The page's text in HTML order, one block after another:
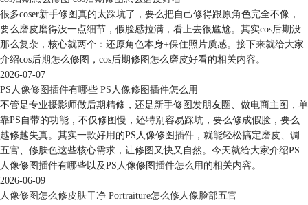
很多coser新手修图真的太踩坑了，要么把自己修得跟原角色完全不像，
要么磨皮磨得没一点细节，假脸感拉满，看上去很尴尬。其实cos后期没
那么复杂，核心就两个：还原角色本身+保住照片质感。接下来就给大家
介绍cos后期怎么修图，cos后期修图怎么磨皮好看的相关内容。
2026-07-07
PS人像修图插件有哪些 PS人像修图插件怎么用
不管是专业摄影师做后期精修，还是新手修图发朋友圈、做电商主图，单
靠PS自带的功能，不仅修图慢，还特别容易踩坑，要么修成假脸，要么
越修越失真。其实一款好用的PS人像修图插件，就能轻松搞定磨皮、调
五官、修肤色这些核心需求，让修图又快又自然。今天就给大家介绍PS
人像修图插件有哪些以及PS人像修图插件怎么用的相关内容。
2026-06-09
人像修图怎么修皮肤干净 Portraiture怎么修人像脸部五官